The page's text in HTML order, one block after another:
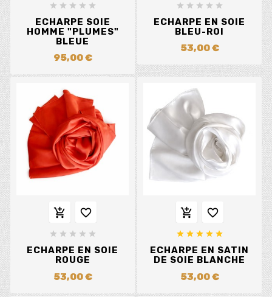
    
ECHARPE SOIE
HOMME "PLUMES"
BLEUE
95,00 €
    
ECHARPE EN SOIE
BLEU-ROI
53,00 €
 
    
ECHARPE EN SOIE
ROUGE
53,00 €
 
    
ECHARPE EN SATIN
DE SOIE BLANCHE
53,00 €